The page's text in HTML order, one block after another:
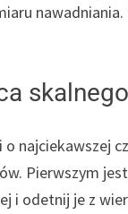
najciekawszej
Pierwszym
i odetnij je z